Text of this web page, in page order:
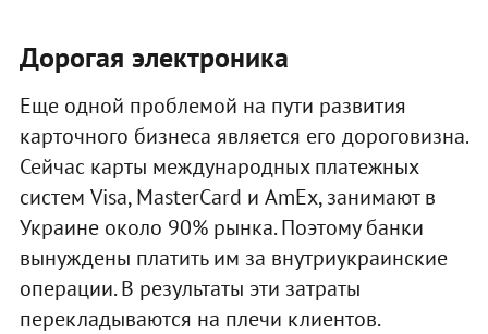
Дорогая электроника
Еще одной проблемой на пути развития
карточного бизнеса является его дороговизна.
Сейчас карты международных платежных
систем Visa, MasterCard и AmEx, занимают в
Украине около 90% рынка. Поэтому банки
вынуждены платить им за внутриукраинские
операции. В результаты эти затраты
перекладываются на плечи клиентов.